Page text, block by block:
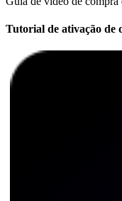
Tutorial de ativação de